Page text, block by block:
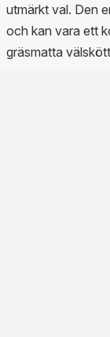
utmärkt val. Den
och kan vara ett
gräsmatta